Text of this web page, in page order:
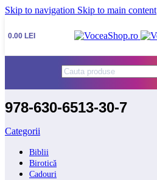
Skip to navigation Skip to main content
0.00 LEI
978-630-6513-30-7
Categorii
Biblii
Birotică
Cadouri